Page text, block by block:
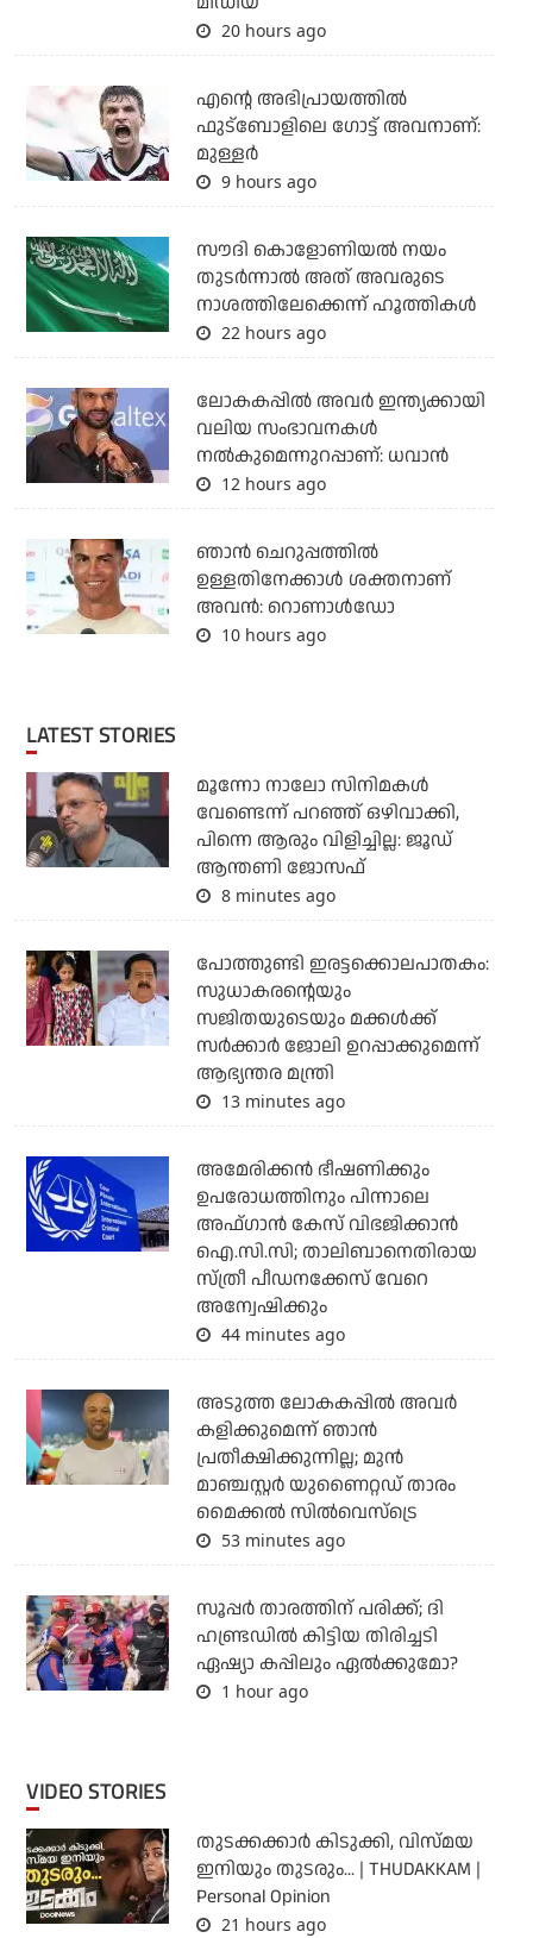
20 hours ago
എന്റെ അഭിപ്രായത്തില്‍
ഫുട്‌ബോളിലെ ഗോട്ട് അവനാണ്:
മുള്ളര്‍
9 hours ago
സൗദി കൊളോണിയല്‍ നയം
തുടര്‍ന്നാല്‍ അത് അവരുടെ
നാശത്തിലേക്കെന്ന് ഹൂത്തികള്‍
22 hours ago
ലോകകപ്പിൽ അവര്‍ ഇന്ത്യക്കായി
വലിയ സംഭാവനകള്‍
നല്‍കുമെന്നുറപ്പാണ്: ധവാന്‍
12 hours ago
ഞാന്‍ ചെറുപ്പത്തില്‍
ഉള്ളതിനേക്കാള്‍ ശക്തനാണ്
അവന്‍: റൊണാള്‍ഡോ
10 hours ago
LATEST STORIES
മൂന്നോ നാലോ സിനിമകൾ
വേണ്ടെന്ന് പറഞ്ഞ് ഒഴിവാക്കി,
പിന്നെ ആരും വിളിച്ചില്ല: ജൂഡ്
ആന്തണി ജോസഫ്
8 minutes ago
പോത്തുണ്ടി ഇരട്ടക്കൊലപാതകം:
സുധാകരന്റെയും
സജിതയുടെയും മക്കള്‍ക്ക്
സര്‍ക്കാര്‍ ജോലി ഉറപ്പാക്കുമെന്ന്
ആഭ്യന്തര മന്ത്രി
13 minutes ago
അമേരിക്കന്‍ ഭീഷണിക്കും
ഉപരോധത്തിനും പിന്നാലെ
അഫ്ഗാന്‍ കേസ് വിഭജിക്കാന്‍
ഐ.സി.സി; താലിബാനെതിരായ
സ്ത്രീ പീഡനക്കേസ് വേറെ
അന്വേഷിക്കും
44 minutes ago
അടുത്ത ലോകകപ്പില്‍ അവര്‍
കളിക്കുമെന്ന് ഞാന്‍
പ്രതീക്ഷിക്കുന്നില്ല; മുന്‍
മാഞ്ചസ്റ്റര്‍ യുണൈറ്റഡ് താരം
മൈക്കൽ സില്‍വെസ്‌ട്രെ
53 minutes ago
സൂപ്പര്‍ താരത്തിന് പരിക്ക്; ദി
ഹണ്ട്രഡില്‍ കിട്ടിയ തിരിച്ചടി
ഏഷ്യാ കപ്പിലും ഏല്‍ക്കുമോ?
1 hour ago
VIDEO STORIES
തുടക്കക്കാര്‍ കിടുക്കി, വിസ്മയ
ഇനിയും തുടരും... | THUDAKKAM |
Personal Opinion
21 hours ago